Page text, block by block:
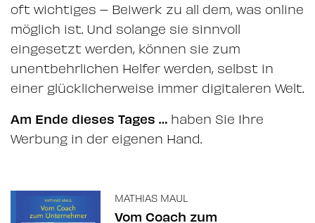
oft wichtiges – Beiwerk zu all dem, was online
möglich ist. Und solange sie sinnvoll
eingesetzt werden, können sie zum
unentbehrlichen Helfer werden, selbst in
einer glücklicherweise immer digitaleren Welt.
Am Ende dieses Tages … haben Sie Ihre
Werbung in der eigenen Hand.
MATHIAS MAUL
Vom Coach zum